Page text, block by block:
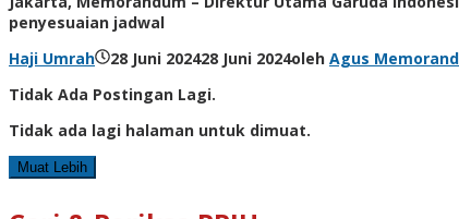
penyesuaian jadwal
Haji Umrah
28 Juni 202428 Juni 2024oleh Agus
Tidak Ada Postingan Lagi.
Tidak ada lagi halaman untuk dimuat.
Muat Lebih